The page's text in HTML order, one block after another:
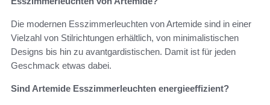
Die modernen Esszimmerleuchten von Artemide sind in einer
Vielzahl von Stilrichtungen erhältlich, von minimalistischen
Designs bis hin zu avantgardistischen. Damit ist für jeden
Geschmack etwas dabei.
Sind Artemide Esszimmerleuchten energieeffizient?